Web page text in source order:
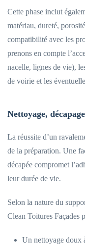
Cette phase inclut
matériau, dureté,
compatibilité avec les
prenons en compte
nacelle, lignes de vie),
de voirie et les
Nettoyage,
La réussite d’un
de la préparation. Une
décapée compromet
leur durée de vie.
Selon la nature du
Clean Toitures Façades
Un nettoyage doux